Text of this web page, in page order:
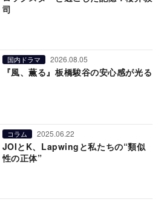
司
国内ドラマ 2026.08.05
『風、薫る』板橋駿谷の安心感が光る
コラム 2025.06.22
JOIとK、Lapwingと私たちの“類似
性の正体”